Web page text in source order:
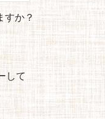
すか？
して